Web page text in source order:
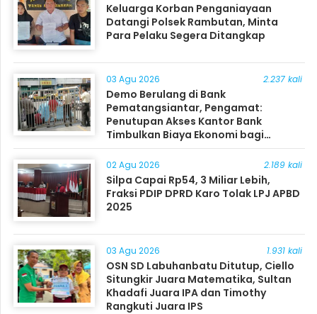
Keluarga Korban Penganiayaan
Datangi Polsek Rambutan, Minta
Para Pelaku Segera Ditangkap
03 Agu 2026 2.237 kali
Demo Berulang di Bank
Pematangsiantar, Pengamat:
Penutupan Akses Kantor Bank
Timbulkan Biaya Ekonomi bagi
Masyarakat
02 Agu 2026 2.189 kali
Silpa Capai Rp54, 3 Miliar Lebih,
Fraksi PDIP DPRD Karo Tolak LPJ APBD
2025
03 Agu 2026 1.931 kali
OSN SD Labuhanbatu Ditutup, Ciello
Situngkir Juara Matematika, Sultan
Khadafi Juara IPA dan Timothy
Rangkuti Juara IPS